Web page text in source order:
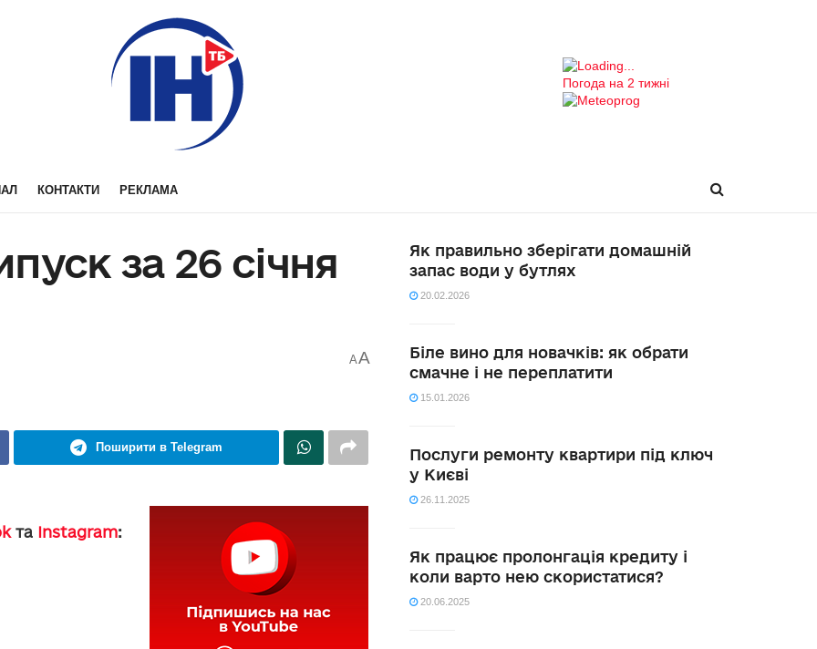
Погода на 2 тижні
КОНТАКТИ РЕКЛАМА
за 26 січня
AA
Поширити в Telegram
та Instagram:
Як правильно зберігати домашній
запас води у бутлях
20.02.2026
Біле вино для новачків: як обрати
смачне і не переплатити
15.01.2026
Послуги ремонту квартири під ключ
у Києві
26.11.2025
Як працює пролонгація кредиту і
коли варто нею скористатися?
20.06.2025